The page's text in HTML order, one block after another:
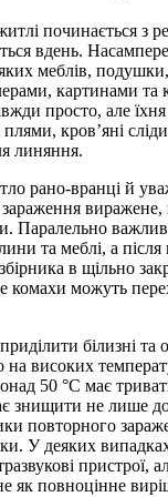
починається з
вдень.
меблів,
картинами
просто, але їхня
кров’яні
линяння.
рано-вранці й
виражене,
Паралельно
та меблі, а
в щільно
комахи можуть
білизні та
на високих
50 °C має
знищити не лише
повторного
У деяких
пристрої,
як повноцінне